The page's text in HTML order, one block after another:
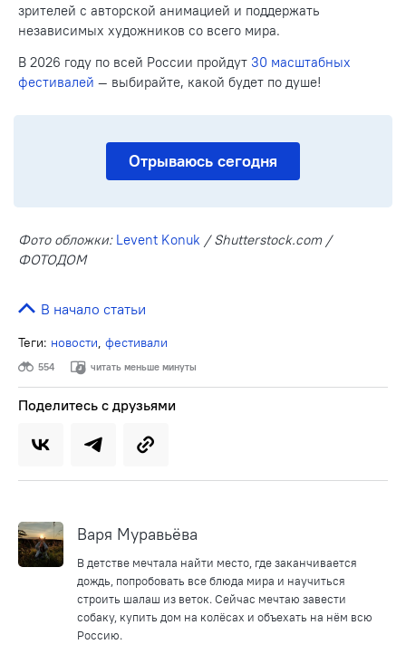
зрителей с авторской анимацией и поддержать
независимых художников со всего мира.
В 2026 году по всей России пройдут 30 масштабных
фестивалей — выбирайте, какой будет по душе!
Отрываюсь сегодня
Фото обложки: Levent Konuk / Shutterstock.com /
ФОТОДОМ
Теги: новости фестивали
В начало статьи
554 читать меньше минуты
Поделитесь с друзьями
Варя Муравьёва
В детстве мечтала найти место, где заканчивается
дождь, попробовать все блюда мира и научиться
строить шалаш из веток. Сейчас мечтаю завести
собаку, купить дом на колёсах и объехать на нём всю
Россию.